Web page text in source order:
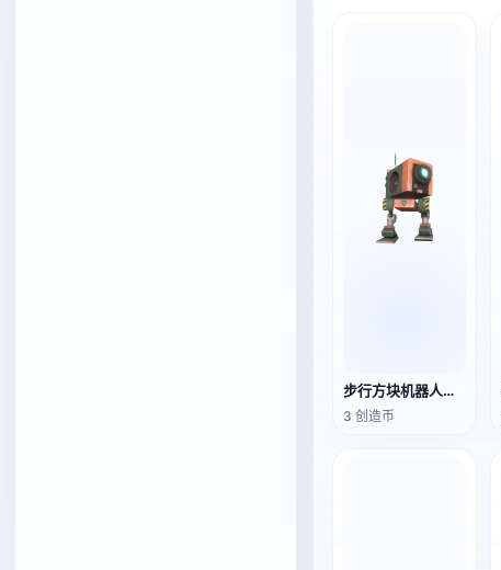
步行方块机器人（3D动画模型）
3 创造币